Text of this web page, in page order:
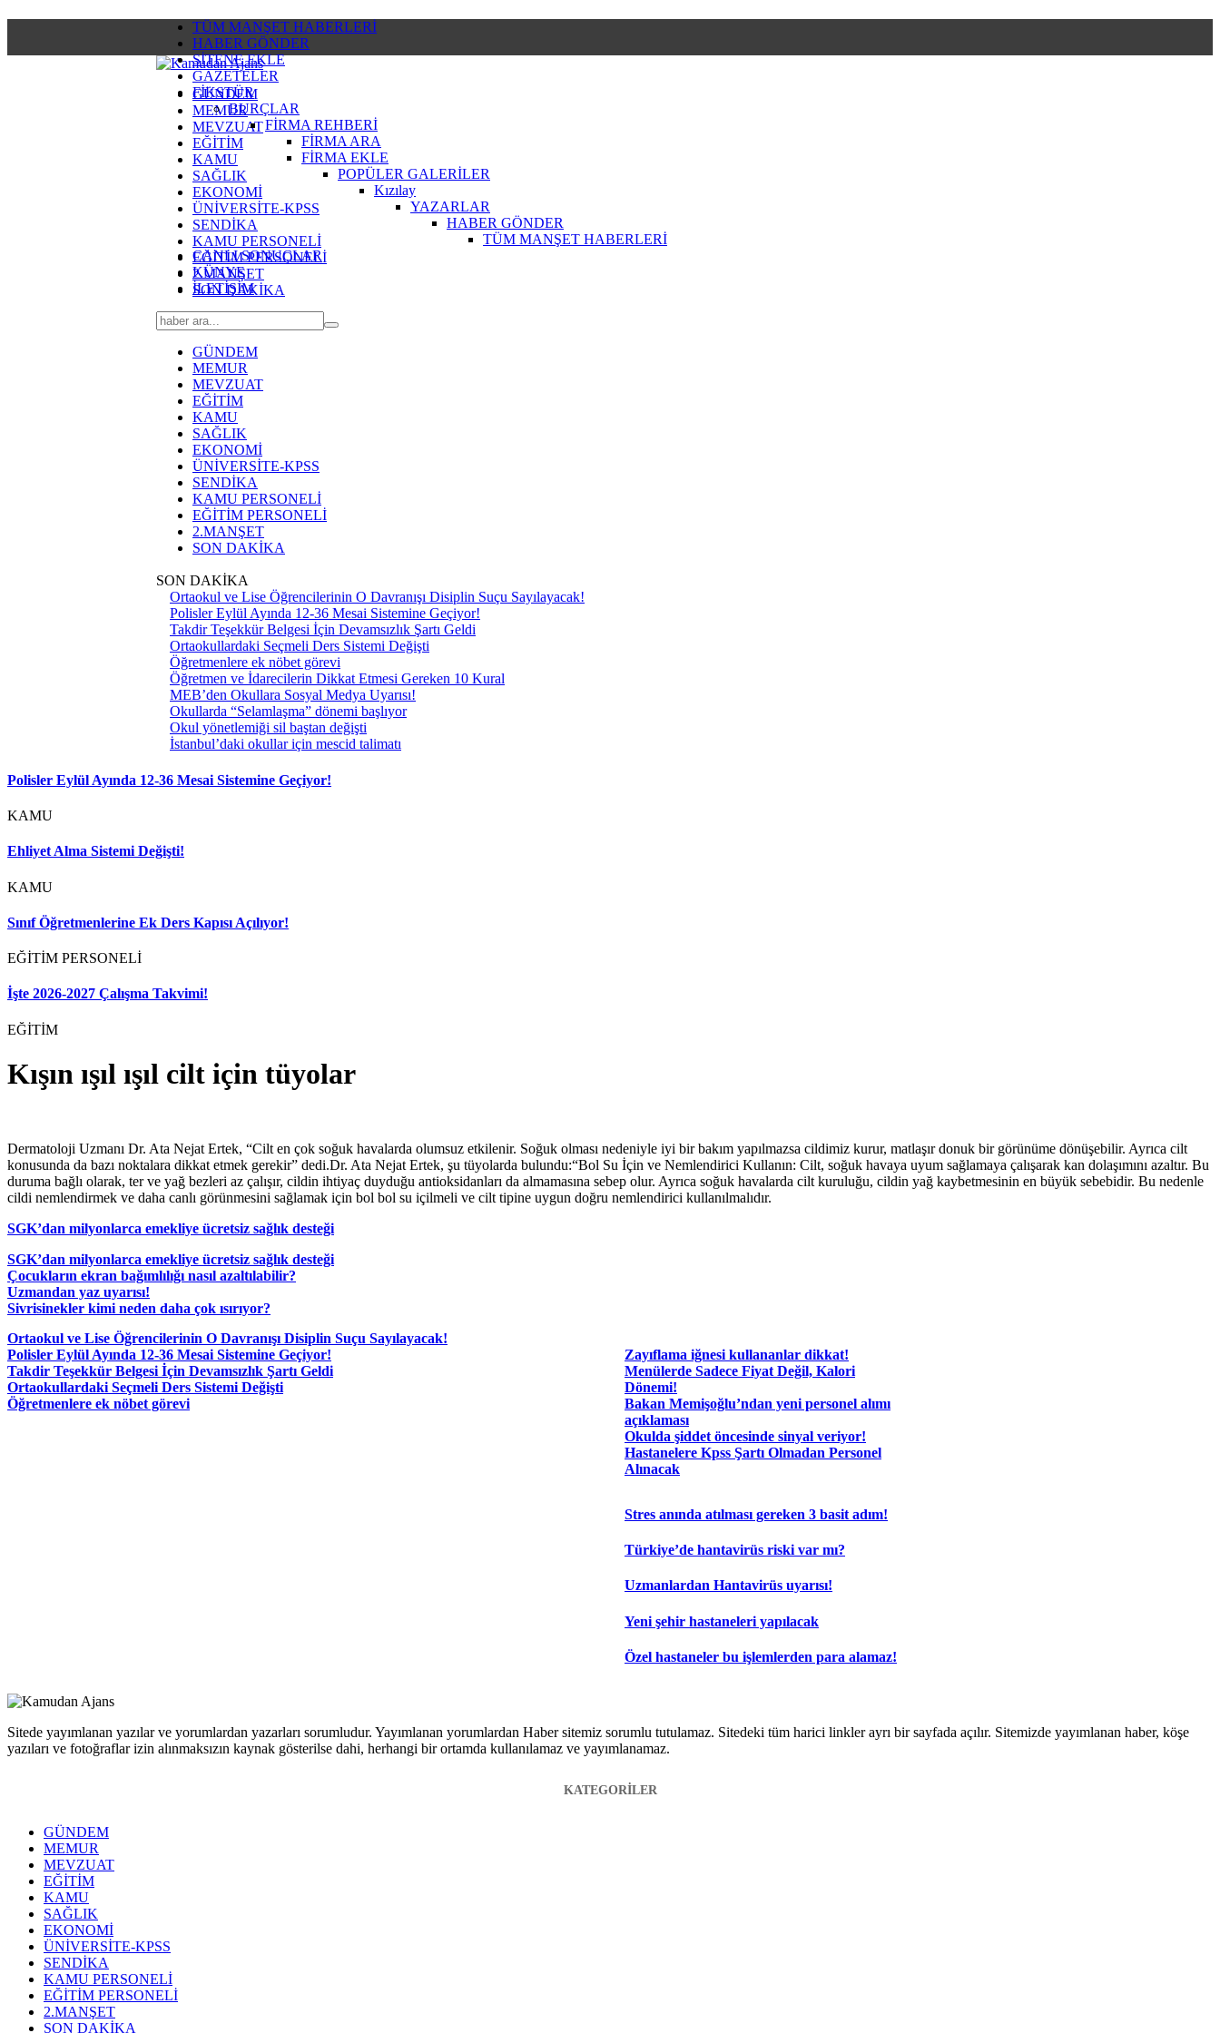
TÜM MANŞET HABERLERİ
HABER GÖNDER
SİTENE EKLE
GAZETELER
FİKSTÜR
BURÇLAR
FİRMA REHBERİ
FİRMA ARA
FİRMA EKLE
POPÜLER GALERİLER
Kızılay
YAZARLAR
HABER GÖNDER
TÜM MANŞET HABERLERİ
CANLI SONUÇLAR
KÜNYE
İLETİŞİM
GÜNDEM
MEMUR
MEVZUAT
EĞİTİM
KAMU
SAĞLIK
EKONOMİ
ÜNİVERSİTE-KPSS
SENDİKA
KAMU PERSONELİ
EĞİTİM PERSONELİ
2.MANŞET
SON DAKİKA
GÜNDEM
MEMUR
MEVZUAT
EĞİTİM
KAMU
SAĞLIK
EKONOMİ
ÜNİVERSİTE-KPSS
SENDİKA
KAMU PERSONELİ
EĞİTİM PERSONELİ
2.MANŞET
SON DAKİKA
SON DAKİKA
Ortaokul ve Lise Öğrencilerinin O Davranışı Disiplin Suçu Sayılayacak!
Polisler Eylül Ayında 12-36 Mesai Sistemine Geçiyor!
Takdir Teşekkür Belgesi İçin Devamsızlık Şartı Geldi
Ortaokullardaki Seçmeli Ders Sistemi Değişti
Öğretmenlere ek nöbet görevi
Öğretmen ve İdarecilerin Dikkat Etmesi Gereken 10 Kural
MEB’den Okullara Sosyal Medya Uyarısı!
Okullarda “Selamlaşma” dönemi başlıyor
Okul yönetlemiği sil baştan değişti
İstanbul’daki okullar için mescid talimatı
Polisler Eylül Ayında 12-36 Mesai Sistemine Geçiyor!
KAMU
Ehliyet Alma Sistemi Değişti!
KAMU
Sınıf Öğretmenlerine Ek Ders Kapısı Açılıyor!
EĞİTİM PERSONELİ
İşte 2026-2027 Çalışma Takvimi!
EĞİTİM
Kışın ışıl ışıl cilt için tüyolar
Dermatoloji Uzmanı Dr. Ata Nejat Ertek, “Cilt en çok soğuk havalarda olumsuz etkilenir. Soğuk olması nedeniyle iyi bir bakım yapılmazsa cildimiz kurur, matlaşır donuk bir görünüme dönüşebilir. Ayrıca cilt
konusunda da bazı noktalara dikkat etmek gerekir” dedi.Dr. Ata Nejat Ertek, şu tüyolarda bulundu:“Bol Su İçin ve Nemlendirici Kullanın: Cilt, soğuk havaya uyum sağlamaya çalışarak kan dolaşımını azaltır. Bu
duruma bağlı olarak, ter ve yağ bezleri az çalışır, cildin ihtiyaç duyduğu antioksidanları da almamasına sebep olur. Ayrıca soğuk havalarda cilt kuruluğu, cildin yağ kaybetmesinin en büyük sebebidir. Bu nedenle
cildi nemlendirmek ve daha canlı görünmesini sağlamak için bol bol su içilmeli ve cilt tipine uygun doğru nemlendirici kullanılmalıdır.
SGK’dan milyonlarca emekliye ücretsiz sağlık desteği
SGK’dan milyonlarca emekliye ücretsiz sağlık desteği
Çocukların ekran bağımlılığı nasıl azaltılabilir?
Uzmandan yaz uyarısı!
Sivrisinekler kimi neden daha çok ısırıyor?
Ortaokul ve Lise Öğrencilerinin O Davranışı Disiplin Suçu Sayılayacak!
Polisler Eylül Ayında 12-36 Mesai Sistemine Geçiyor!
Takdir Teşekkür Belgesi İçin Devamsızlık Şartı Geldi
Ortaokullardaki Seçmeli Ders Sistemi Değişti
Öğretmenlere ek nöbet görevi
Zayıflama iğnesi kullananlar dikkat!
​Menülerde Sadece Fiyat Değil, Kalori
Dönemi!
Bakan Memişoğlu’ndan yeni personel alımı
açıklaması
Okulda şiddet öncesinde sinyal veriyor!
Hastanelere Kpss Şartı Olmadan Personel
Alınacak
Stres anında atılması gereken 3 basit adım!
Türkiye’de hantavirüs riski var mı?
Uzmanlardan Hantavirüs uyarısı!
Yeni şehir hastaneleri yapılacak
Özel hastaneler bu işlemlerden para alamaz!
Sitede yayımlanan yazılar ve yorumlardan yazarları sorumludur. Yayımlanan yorumlardan Haber sitemiz sorumlu tutulamaz. Sitedeki tüm harici linkler ayrı bir sayfada açılır. Sitemizde yayımlanan haber, köşe
yazıları ve fotoğraflar izin alınmaksızın kaynak gösterilse dahi, herhangi bir ortamda kullanılamaz ve yayımlanamaz.
KATEGORİLER
GÜNDEM
MEMUR
MEVZUAT
EĞİTİM
KAMU
SAĞLIK
EKONOMİ
ÜNİVERSİTE-KPSS
SENDİKA
KAMU PERSONELİ
EĞİTİM PERSONELİ
2.MANŞET
SON DAKİKA